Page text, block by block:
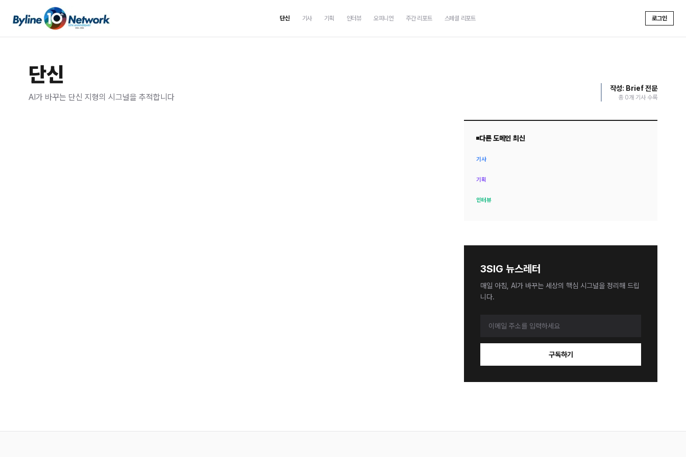
단신 기사 기획 인터뷰 오피니언 주간 리포트 스페셜 리포트 로그인
단신
AI가 바꾸는 단신 지형의 시그널을 추적합니다
작성: Brief전문
총 0개 기사 수록
다른 도메인 최신
기사
기획
인터뷰
3SIG 뉴스레터
매일 아침, AI가 바꾸는 세상의 핵심 시그널을 정리해 드립
니다.
구독하기